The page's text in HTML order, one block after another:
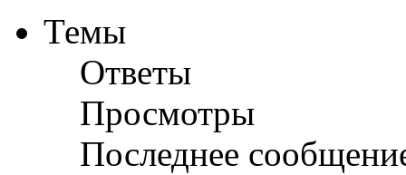
Темы
Ответы
Просмотры
Последнее